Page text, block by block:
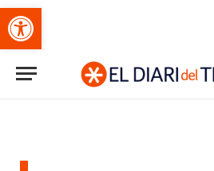
Obre la barra d'eines